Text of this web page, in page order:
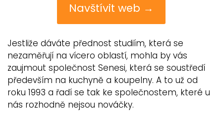
Navštívit web →
Jestliže dáváte přednost studiím, která se
nezaměřují na vícero oblastí, mohla by vás
zaujmout společnost Senesi, která se soustředí
především na kuchyně a koupelny. A to už od
roku 1993 a řadí se tak ke společnostem, které u
nás rozhodně nejsou nováčky.